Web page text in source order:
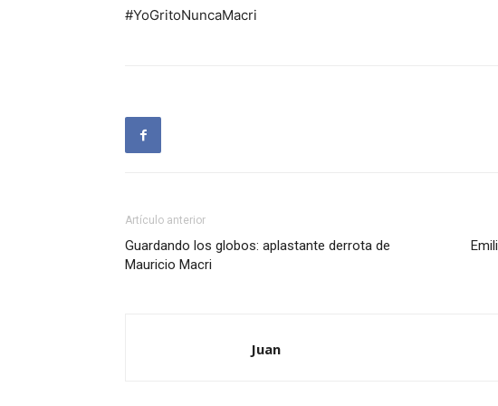
#YoGritoNuncaMacri
Artículo anterior
Guardando los globos: aplastante derrota de
Mauricio Macri
Juan